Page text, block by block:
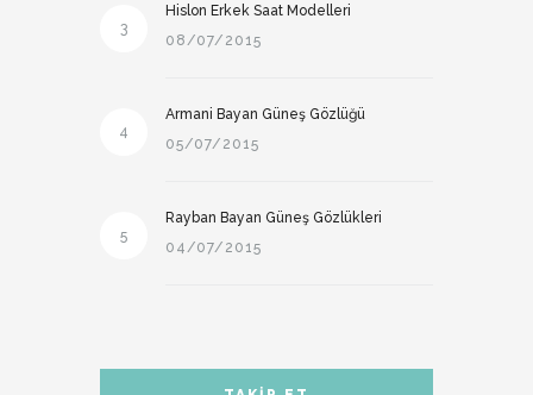
3
Hislon Erkek Saat Modelleri
08/07/2015
4
Armani Bayan Güneş Gözlüğü
05/07/2015
5
Rayban Bayan Güneş Gözlükleri
04/07/2015